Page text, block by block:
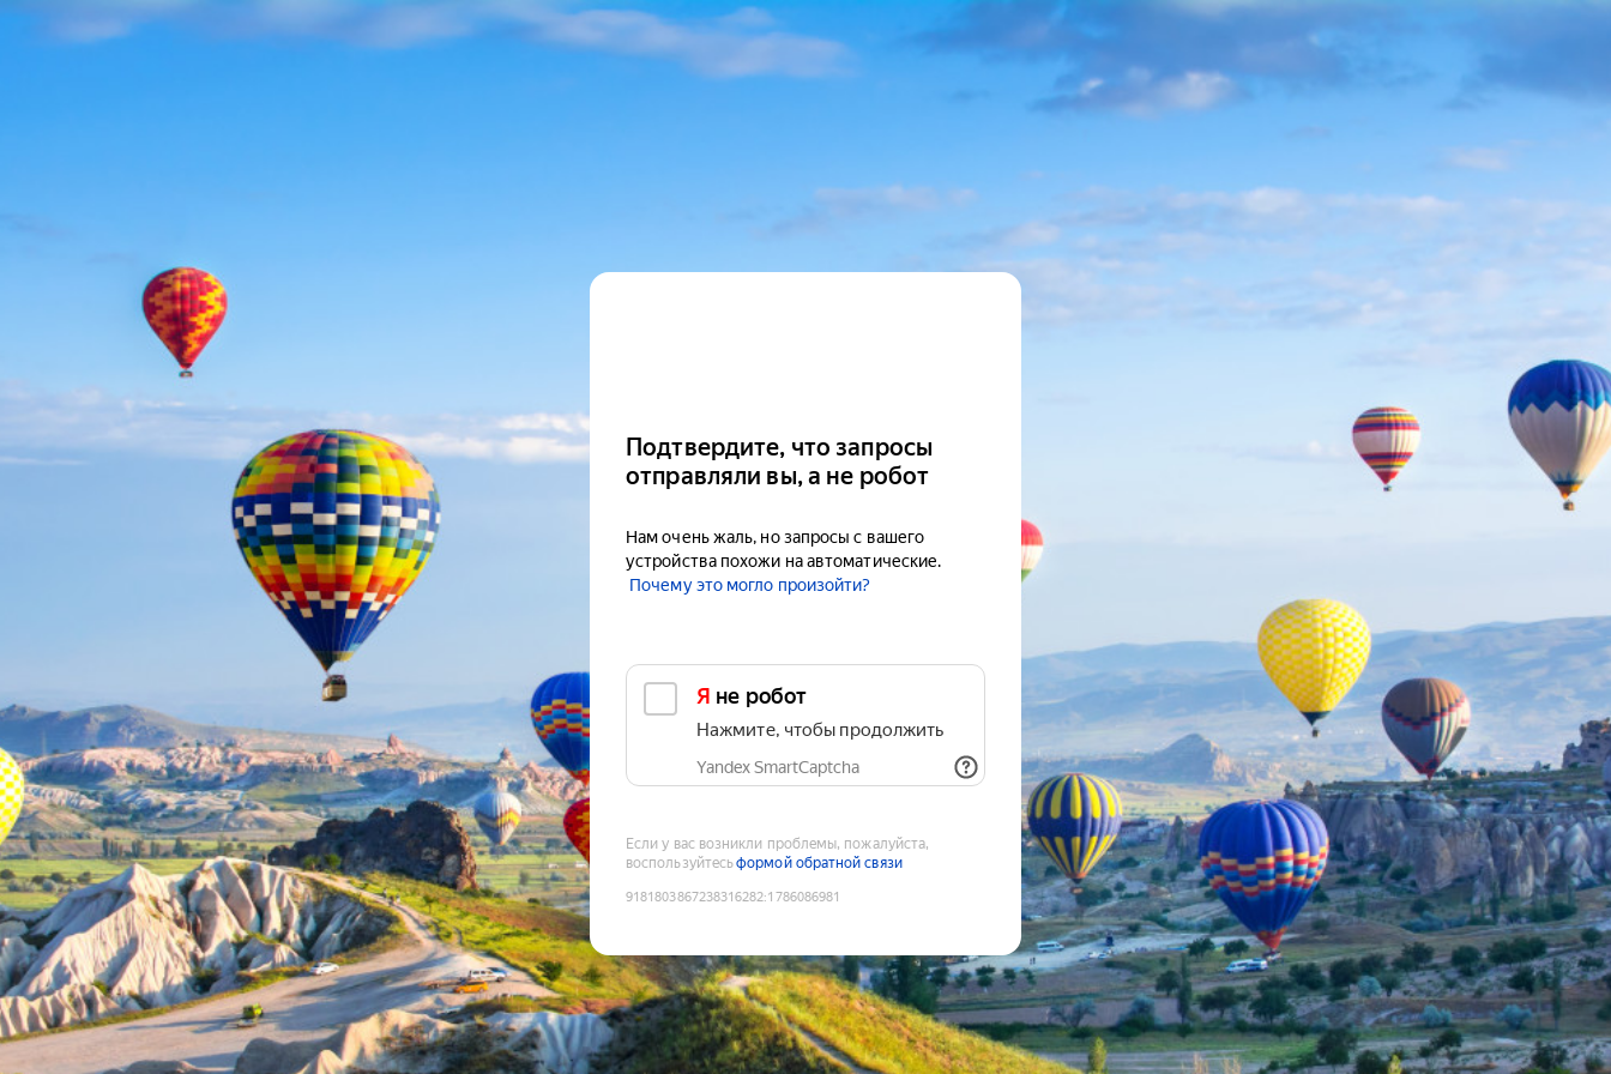
Подтвердите, что запросы
отправляли вы, а не робот
Нам очень жаль, но запросы с вашего
устройства похожи на автоматические.
Почему это могло произойти?
Я не робот
Нажмите, чтобы продолжить
Yandex SmartCaptcha
Если у вас возникли проблемы, пожалуйста,
воспользуйтесьформой обратной связи
9181803867238316282:1786086981